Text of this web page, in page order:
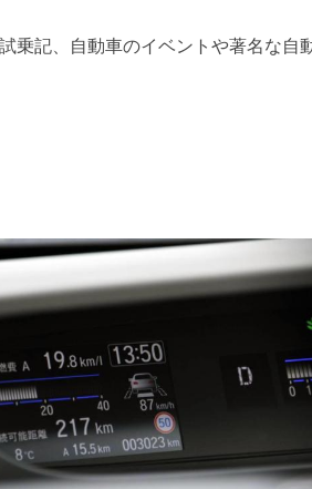
乗記、自動車のイベントや著名な自